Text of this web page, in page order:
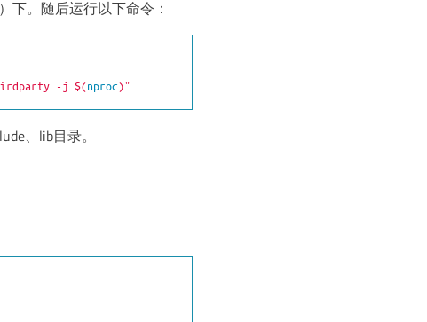
）下。随后运行以下命令：
-j $(nproc)"
、lib目录。